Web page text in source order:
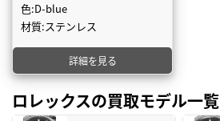
色:D-blue
材質:ステンレス
詳細を見る
ロレックスの買取モデル一覧